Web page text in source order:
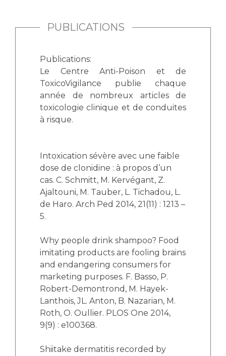
PUBLICATIONS
Publications:
Le Centre Anti-Poison et de
ToxicoVigilance publie chaque
année de nombreux articles de
toxicologie clinique et de conduites
à risque.
Intoxication sévère avec une faible
dose de clonidine : à propos d’un
cas. C. Schmitt, M. Kervégant, Z.
Ajaltouni, M. Tauber, L. Tichadou, L.
de Haro. Arch Ped 2014, 21(11) : 1213 –
5.
Why people drink shampoo? Food
imitating products are fooling brains
and endangering consumers for
marketing purposes. F. Basso, P.
Robert-Demontrond, M. Hayek-
Lanthois, JL. Anton, B. Nazarian, M.
Roth, O. Oullier. PLOS One 2014,
9(9) : e100368.
Shiitake dermatitis recorded by